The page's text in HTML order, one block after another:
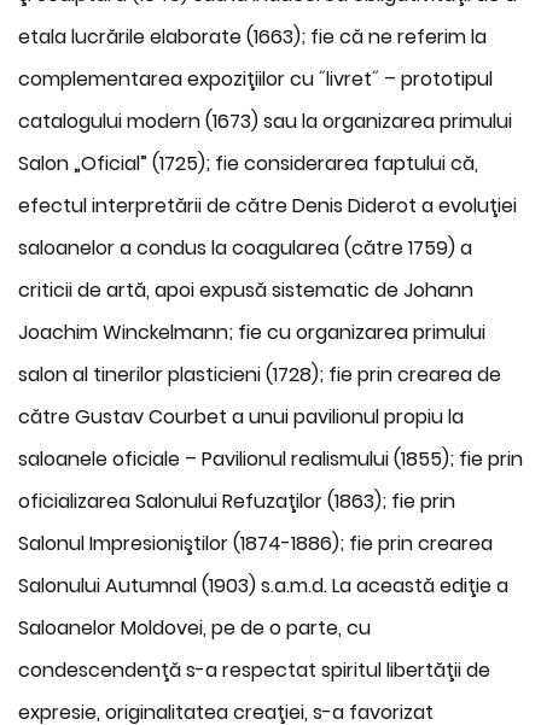
etala lucrările elaborate (1663); fie că ne referim la
complementarea expoziţiilor cu ˝livret˝ – prototipul
catalogului modern (1673) sau la organizarea primului
Salon „Oficial” (1725); fie considerarea faptului că,
efectul interpretării de către Denis Diderot a evoluţiei
saloanelor a condus la coagularea (către 1759) a
criticii de artă, apoi expusă sistematic de Johann
Joachim Winckelmann; fie cu organizarea primului
salon al tinerilor plasticieni (1728); fie prin crearea de
către Gustav Courbet a unui pavilionul propiu la
saloanele oficiale – Pavilionul realismului (1855); fie prin
oficializarea Salonului Refuzaţilor (1863); fie prin
Salonul Impresioniştilor (1874-1886); fie prin crearea
Salonului Autumnal (1903) s.a.m.d. La această ediţie a
Saloanelor Moldovei, pe de o parte, cu
condescendenţă s-a respectat spiritul libertăţii de
expresie, originalitatea creaţiei, s-a favorizat